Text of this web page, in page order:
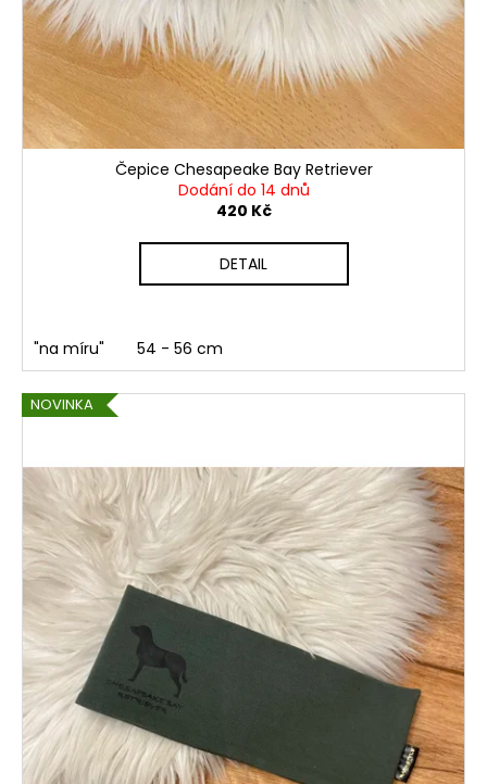
Čepice Chesapeake Bay Retriever
Dodání do 14 dnů
420 Kč
DETAIL
"na míru" 54 - 56 cm
NOVINKA